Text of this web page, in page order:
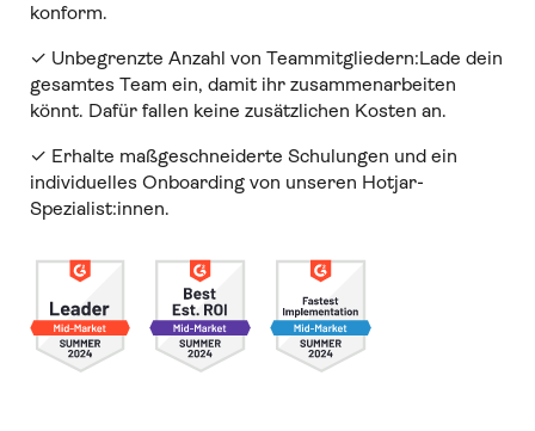
konform.
✓ Unbegrenzte Anzahl von Teammitgliedern:Lade dein
gesamtes Team ein, damit ihr zusammenarbeiten
könnt. Dafür fallen keine zusätzlichen Kosten an.
✓ Erhalte maßgeschneiderte Schulungen und ein
individuelles Onboarding von unseren Hotjar-
Spezialist:innen.